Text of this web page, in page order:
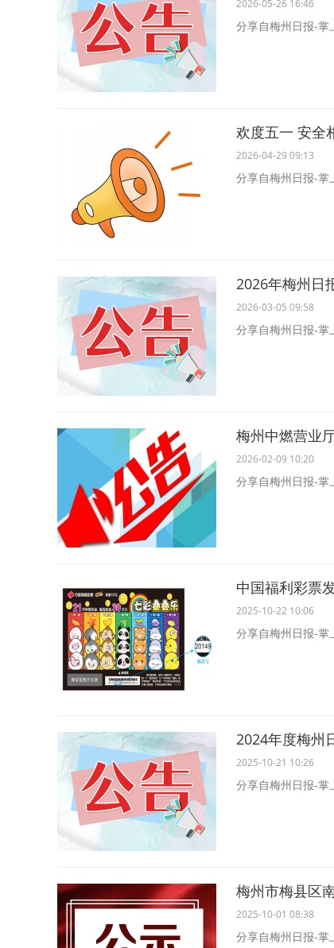
2026-05-26 16:46
分享自梅州日报-掌
欢度五一 安全
2026-04-29 09:13
分享自梅州日报-掌
2026年梅州日
2026-03-05 09:58
分享自梅州日报-掌
梅州中燃营业
2026-02-09 10:20
分享自梅州日报-掌
2025-10-22 10:06
分享自梅州日报-掌
2024年度梅州
2025-10-21 10:26
分享自梅州日报-掌
梅州市梅县区
2025-10-01 08:38
分享自梅州日报-掌